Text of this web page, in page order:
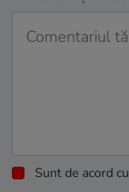
Sunt de acord cu